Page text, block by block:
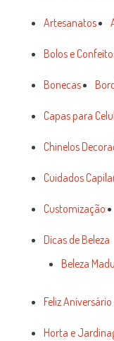
Artesanatos
Bolos e
Bonecas
Capas para
Chinelos
Cuidados
Customização
Dicas de Beleza
Beleza
Feliz Aniversário
Horta e